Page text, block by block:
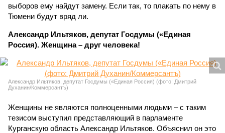
выборов ему найдут замену. Если так, то плакать по нему в
Тюмени будут вряд ли.
Александр Ильтяков, депутат Госдумы («Единая
Россия). Женщина – друг человека!
Александр Ильтяков, депутат Госдумы («Единая Россия) (фото: Дмитрий
Духанин/Коммерсантъ)
Женщины не являются полноценными людьми – с таким
тезисом выступил представляющий в парламенте
Курганскую область Александр Ильтяков. Объяснил он это